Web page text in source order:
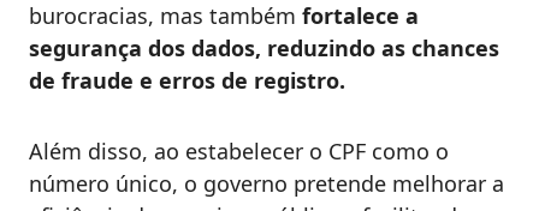
burocracias, mas também fortalece a
segurança dos dados, reduzindo as chances
de fraude e erros de registro.
Além disso, ao estabelecer o CPF como o
número único, o governo pretende melhorar a